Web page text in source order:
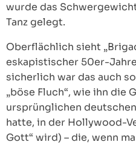
wurde das
Tanz gelegt.
Oberflächlich sieht
eskapistischer 50er-
sicherlich war das auch
„böse Fluch“, wie ihn die
ursprünglichen
hatte, in der Hollywood-
Gott“ wird) – die, wenn